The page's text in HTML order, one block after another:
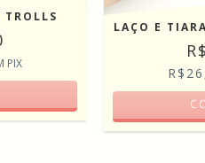
PIX
LAÇO E